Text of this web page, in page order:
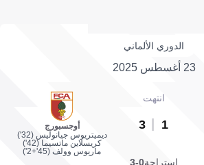
الدوري الألماني
23 أغسطس 2025
انتهت
1
3
أوجسبورج
ديميتريوس جيانوليس (32')
كريسلاين ماتسيما (42')
ماريوس وولف (45'+2')
استراحة0-3